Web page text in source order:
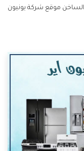
موقع شركة يونيون